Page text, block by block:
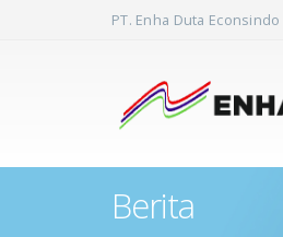
PT. Enha Duta Econsindo
Berita